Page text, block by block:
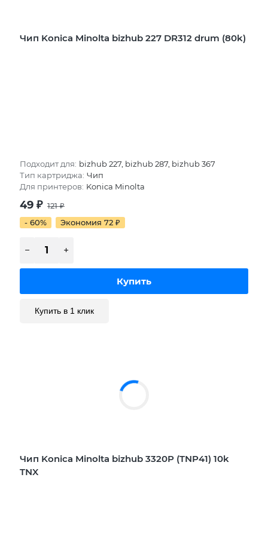
Чип Konica Minolta bizhub 227 DR312 drum (80k)
Подходит для: bizhub 227, bizhub 287, bizhub 367
Тип картриджа: Чип
Для принтеров: Konica Minolta
49 ₽ 121₽
- 60%
Экономия 72 ₽
Купить в 1 клик
Чип Konica Minolta bizhub 3320P (TNP41) 10k
TNX